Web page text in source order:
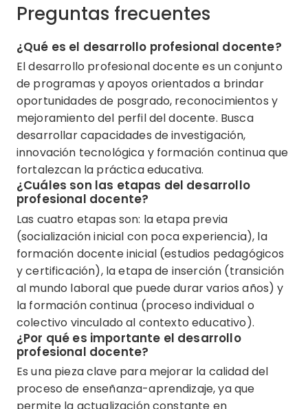
Preguntas frecuentes
¿Qué es el desarrollo profesional docente?
El desarrollo profesional docente es un conjunto
de programas y apoyos orientados a brindar
oportunidades de posgrado, reconocimientos y
mejoramiento del perfil del docente. Busca
desarrollar capacidades de investigación,
innovación tecnológica y formación continua que
fortalezcan la práctica educativa.
¿Cuáles son las etapas del desarrollo
profesional docente?
Las cuatro etapas son: la etapa previa
(socialización inicial con poca experiencia), la
formación docente inicial (estudios pedagógicos
y certificación), la etapa de inserción (transición
al mundo laboral que puede durar varios años) y
la formación continua (proceso individual o
colectivo vinculado al contexto educativo).
¿Por qué es importante el desarrollo
profesional docente?
Es una pieza clave para mejorar la calidad del
proceso de enseñanza-aprendizaje, ya que